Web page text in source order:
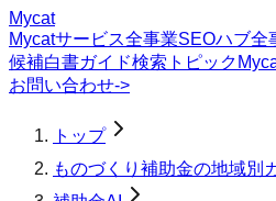
Mycat
Mycatサービス全事業SEOハブ全
候補白書ガイド検索トピック
お問い合わせ->
トップ
ものづくり補助金の地域別